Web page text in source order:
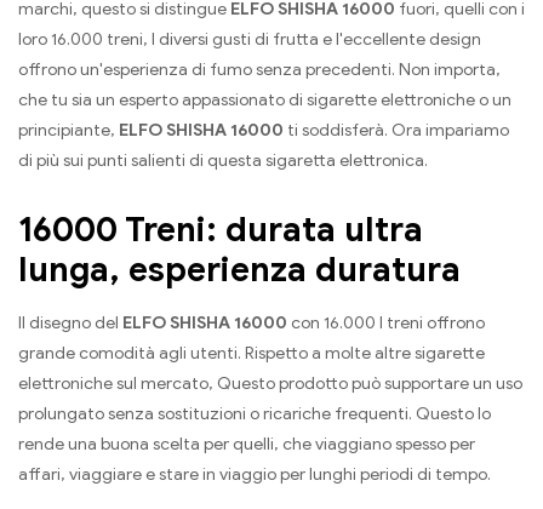
marchi, questo si distingue ELFO SHISHA 16000 fuori, quelli con i
loro 16.000 treni, I diversi gusti di frutta e l'eccellente design
offrono un'esperienza di fumo senza precedenti. Non importa,
che tu sia un esperto appassionato di sigarette elettroniche o un
principiante, ELFO SHISHA 16000 ti soddisferà. Ora impariamo
di più sui punti salienti di questa sigaretta elettronica.
16000 Treni: durata ultra
lunga, esperienza duratura
Il disegno del ELFO SHISHA 16000 con 16.000 I treni offrono
grande comodità agli utenti. Rispetto a molte altre sigarette
elettroniche sul mercato, Questo prodotto può supportare un uso
prolungato senza sostituzioni o ricariche frequenti. Questo lo
rende una buona scelta per quelli, che viaggiano spesso per
affari, viaggiare e stare in viaggio per lunghi periodi di tempo.